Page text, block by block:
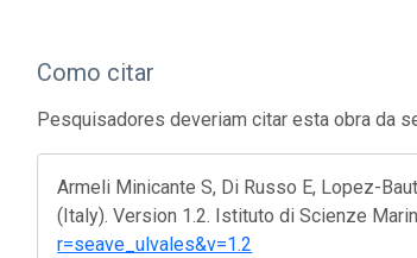
Como citar
Pesquisadores deveriam citar esta obra da
Armeli Minicante S, Di Russo E, Lopez-
(Italy). Version 1.2. Istituto di Scienze
r=seave_ulvales&v=1.2